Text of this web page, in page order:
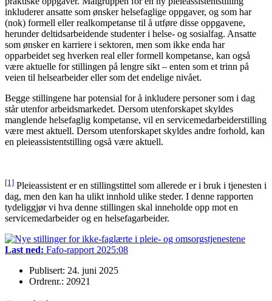
inkluderer ansatte som ønsker helsefaglige oppgaver, og som har
(nok) formell eller realkompetanse til å utføre disse oppgavene,
herunder deltidsarbeidende studenter i helse- og sosialfag. Ansatte
som ønsker en karriere i sektoren, men som ikke enda har
opparbeidet seg hverken real eller formell kompetanse, kan også
være aktuelle for stillingen på lengre sikt – enten som et trinn på
veien til helsearbeider eller som det endelige nivået.
Begge stillingene har potensial for å inkludere personer som i dag
står utenfor arbeidsmarkedet. Dersom utenforskapet skyldes
manglende helsefaglig kompetanse, vil en servicemedarbeiderstilling
være mest aktuell. Dersom utenforskapet skyldes andre forhold, kan
en pleieassistentstilling også være aktuell.
[1] Pleieassistent er en stillingstittel som allerede er i bruk i tjenesten i
dag, men den kan ha ulikt innhold ulike steder. I denne rapporten
tydeliggjør vi hva denne stillingen skal inneholde opp mot en
servicemedarbeider og en helsefagarbeider.
Last ned: Fafo-rapport 2025:08
Publisert: 24. juni 2025
Ordrenr.: 20921